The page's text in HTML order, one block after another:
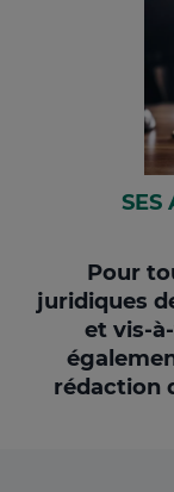
SES
Pour
juridiques
et vis-
rédaction